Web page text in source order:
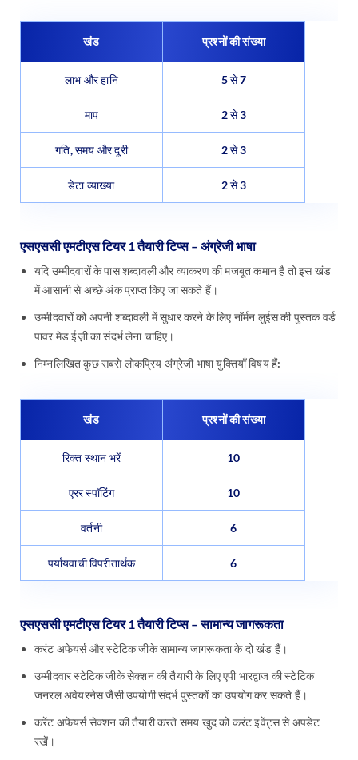
खंड प्रश्नों की संख्या
लाभ और हानि 5 से 7
माप 2 से 3
गति, समय और दूरी 2 से 3
डेटा व्याख्या 2 से 3
एसएससी एमटीएस टियर 1 तैयारी टिप्स – अंग्रेजी भाषा
यदि उम्मीदवारों के पास शब्दावली और व्याकरण की मजबूत कमान है तो इस खंड
में आसानी से अच्छे अंक प्राप्त किए जा सकते हैं।
उम्मीदवारों को अपनी शब्दावली में सुधार करने के लिए नॉर्मन लुईस की पुस्तक वर्ड
पावर मेड ईज़ी का संदर्भ लेना चाहिए।
निम्नलिखित कुछ सबसे लोकप्रिय अंग्रेजी भाषा युक्तियाँ विषय हैं:
खंड प्रश्नों की संख्या
रिक्त स्थान भरें 10
एरर स्पॉटिंग 10
वर्तनी 6
पर्यायवाची विपरीतार्थक 6
एसएससी एमटीएस टियर 1 तैयारी टिप्स – सामान्य जागरूकता
करंट अफेयर्स और स्टेटिक जीके सामान्य जागरूकता के दो खंड हैं।
उम्मीदवार स्टेटिक जीके सेक्शन की तैयारी के लिए एपी भारद्वाज की स्टेटिक
जनरल अवेयरनेस जैसी उपयोगी संदर्भ पुस्तकों का उपयोग कर सकते हैं।
करेंट अफेयर्स सेक्शन की तैयारी करते समय खुद को करंट इवेंट्स से अपडेट
रखें।